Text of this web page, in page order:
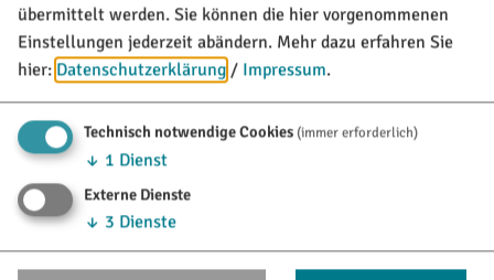
info@titting.de
TOURISTINFO
Marktstraße 21
85135 Titting
08423/9921-28
tourismus@titting.de
übermittelt werden. Sie können die hier vorgenommenen
Einstellungen jederzeit abändern. Mehr dazu erfahren Sie
hier: Datenschutzerklärung / Impressum.
Technisch notwendige Cookies(immer erforderlich)
↓ 1 Dienst
Externe Dienste
↓ 3 Dienste